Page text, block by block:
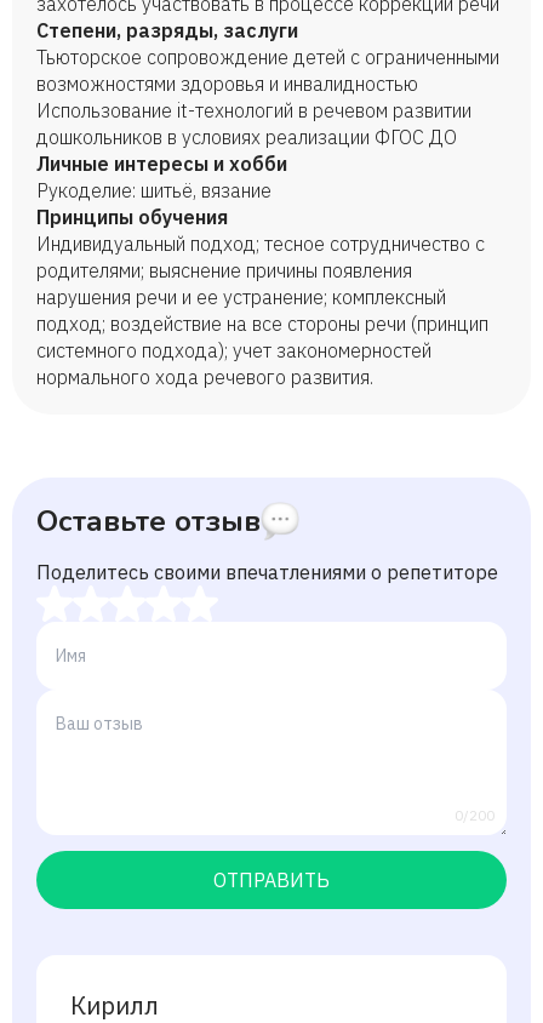
Степени, разряды, заслуги
Тьюторское сопровождение детей с ограниченными
возможностями здоровья и инвалидностью
Использование it-технологий в речевом развитии
дошкольников в условиях реализации ФГОС ДО
Личные интересы и хобби
Рукоделие: шитьё, вязание
Принципы обучения
Индивидуальный подход; тесное сотрудничество с
родителями; выяснение причины появления
нарушения речи и ее устранение; комплексный
подход; воздействие на все стороны речи (принцип
системного подхода); учет закономерностей
нормального хода речевого развития.
Оставьте отзыв
Поделитесь своими впечатлениями о репетиторе
0/200
ОТПРАВИТЬ
Кирилл